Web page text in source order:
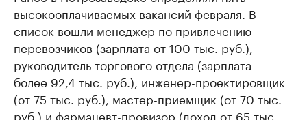
высокооплачиваемых вакансий февраля. В
список вошли менеджер по привлечению
перевозчиков (зарплата от 100 тыс. руб.),
руководитель торгового отдела (зарплата —
более 92,4 тыс. руб.), инженер-проектировщик
(от 75 тыс. руб.), мастер-приемщик (от 70 тыс.
руб.) и фармацевт-провизор (доход от 65 тыс.